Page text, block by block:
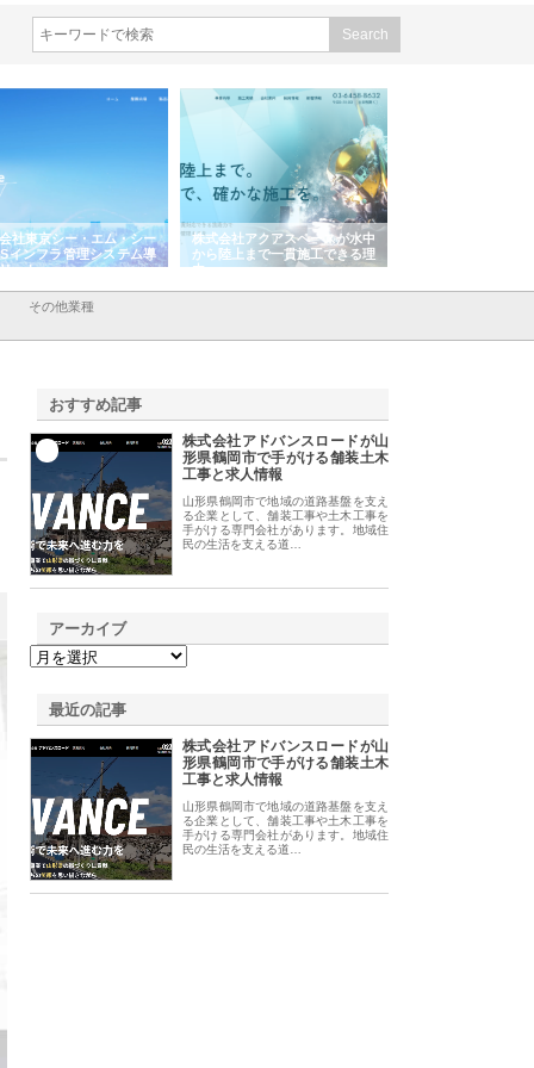
社東京シー・エム・シー
インフラ管理システム導
ット
株式会社アクアスペースが水中
から陸上まで一貫施工できる理
由
その他業種
おすすめ記事
株式会社アドバンスロードが山
形県鶴岡市で手がける舗装土木
工事と求人情報
山形県鶴岡市で地域の道路基盤を支え
る企業として、舗装工事や土木工事を
手がける専門会社があります。地域住
民の生活を支える道…
アーカイブ
最近の記事
株式会社アドバンスロードが山
形県鶴岡市で手がける舗装土木
工事と求人情報
山形県鶴岡市で地域の道路基盤を支え
る企業として、舗装工事や土木工事を
手がける専門会社があります。地域住
民の生活を支える道…